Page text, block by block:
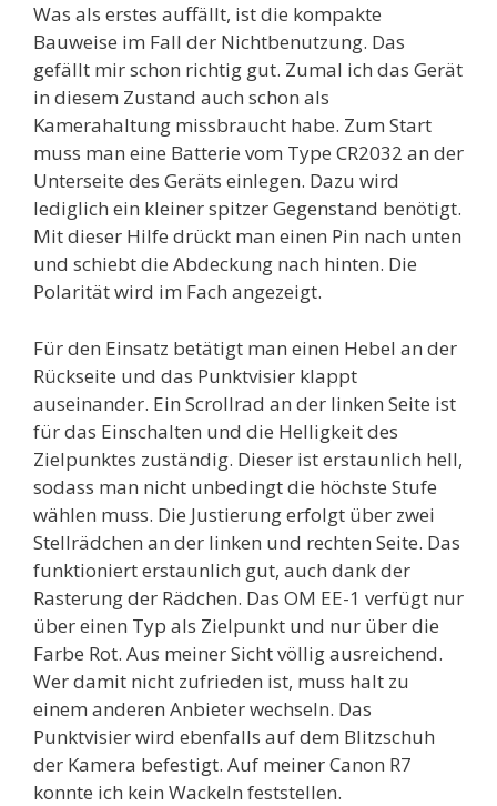
Was als erstes auffällt, ist die kompakte
Bauweise im Fall der Nichtbenutzung. Das
gefällt mir schon richtig gut. Zumal ich das Gerät
in diesem Zustand auch schon als
Kamerahaltung missbraucht habe. Zum Start
muss man eine Batterie vom Type CR2032 an der
Unterseite des Geräts einlegen. Dazu wird
lediglich ein kleiner spitzer Gegenstand benötigt.
Mit dieser Hilfe drückt man einen Pin nach unten
und schiebt die Abdeckung nach hinten. Die
Polarität wird im Fach angezeigt.
Für den Einsatz betätigt man einen Hebel an der
Rückseite und das Punktvisier klappt
auseinander. Ein Scrollrad an der linken Seite ist
für das Einschalten und die Helligkeit des
Zielpunktes zuständig. Dieser ist erstaunlich hell,
sodass man nicht unbedingt die höchste Stufe
wählen muss. Die Justierung erfolgt über zwei
Stellrädchen an der linken und rechten Seite. Das
funktioniert erstaunlich gut, auch dank der
Rasterung der Rädchen. Das OM EE-1 verfügt nur
über einen Typ als Zielpunkt und nur über die
Farbe Rot. Aus meiner Sicht völlig ausreichend.
Wer damit nicht zufrieden ist, muss halt zu
einem anderen Anbieter wechseln. Das
Punktvisier wird ebenfalls auf dem Blitzschuh
der Kamera befestigt. Auf meiner Canon R7
konnte ich kein Wackeln feststellen.